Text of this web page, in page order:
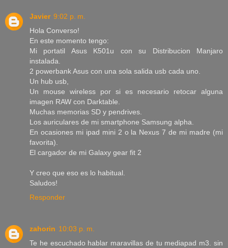
Javier 9:02 p. m.
Hola Converso!
En este momento tengo:
Mi portatil Asus K501u con su Distribucion Manjaro
instalada.
2 powerbank Asus con una sola salida usb cada uno.
Un hub usb,
Un mouse wireless por si es necesario retocar alguna
imagen RAW con Darktable.
Muchas memorias SD y pendrives.
Los auriculares de mi smartphone Samsung alpha.
En ocasiones mi ipad mini 2 o la Nexus 7 de mi madre (mi
favorita).
El cargador de mi Galaxy gear fit 2
Y creo que eso es lo habitual.
Saludos!
Responder
zahorin 10:03 p. m.
Te he escuchado hablar maravillas de tu mediapad m3. sin